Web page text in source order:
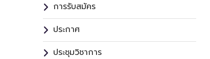
การรับสมัคร
ประกาศ
ประชุมวิชาการ